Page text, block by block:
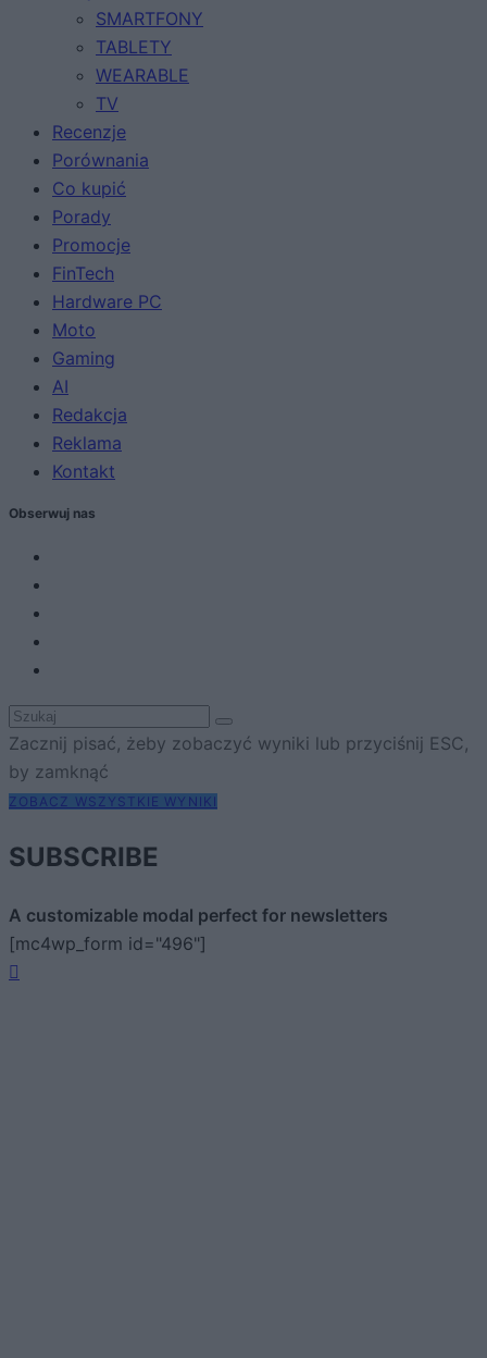
SMARTFONY
TABLETY
WEARABLE
TV
Recenzje
Porównania
Co kupić
Porady
Promocje
FinTech
Hardware PC
Moto
Gaming
AI
Redakcja
Reklama
Kontakt
Obserwuj nas
Zacznij pisać, żeby zobaczyć wyniki lub przyciśnij ESC,
by zamknąć
ZOBACZ WSZYSTKIE WYNIKI
SUBSCRIBE
A customizable modal perfect for newsletters
[mc4wp_form id="496"]